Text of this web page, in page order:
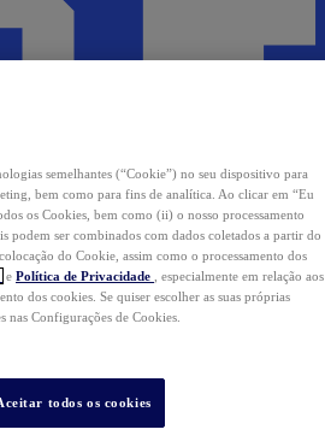
semelhantes (“Cookie”) no seu dispositivo para
bem como para fins de analítica. Ao clicar em “Eu
os Cookies, bem como (ii) o nosso processamento
podem ser combinados com dados coletados a partir do
do Cookie, assim como o processamento dos
e Política de Privacidade
, especialmente em relação aos
dos cookies. Se quiser escolher as suas próprias
nas Configurações de Cookies.
todos os cookies